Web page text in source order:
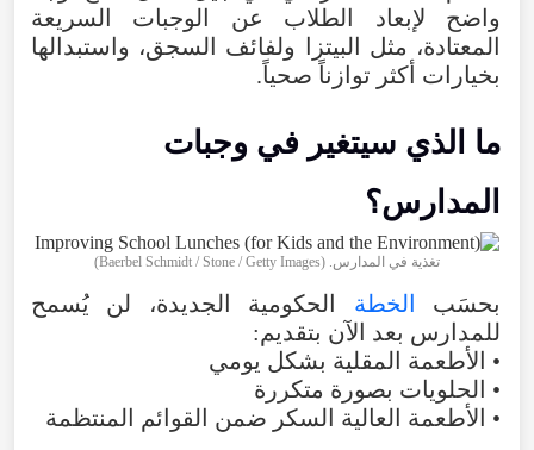
واضح لإبعاد الطلاب عن الوجبات السريعة
المعتادة، مثل البيتزا ولفائف السجق، واستبدالها
بخيارات أكثر توازناً صحياً.
ما الذي سيتغير في وجبات
المدارس؟
تغذية في المدارس. (Baerbel Schmidt / Stone / Getty Images)
بحسَب الخطة الحكومية الجديدة، لن يُسمح
للمدارس بعد الآن بتقديم:
• الأطعمة المقلية بشكل يومي
• الحلويات بصورة متكررة
• الأطعمة العالية السكر ضمن القوائم المنتظمة